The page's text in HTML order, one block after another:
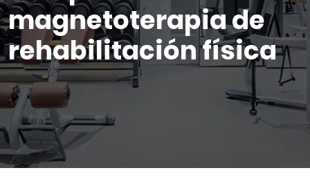
magnetoterapia de
rehabilitación física